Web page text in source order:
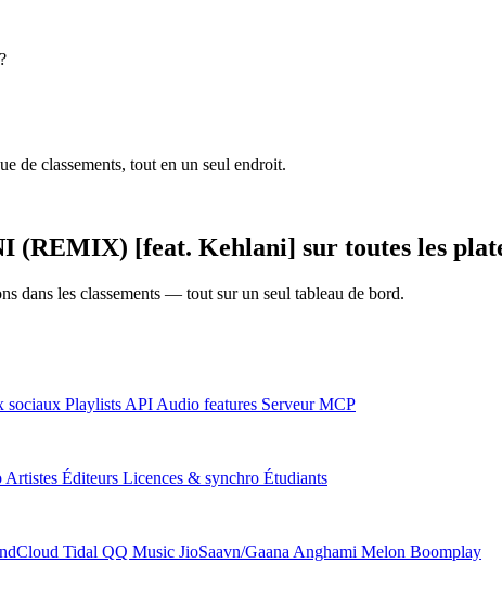
de classements, tout en un seul endroit.
(REMIX) [feat. Kehlani] sur toutes les
dans les classements — tout sur un seul tableau de bord.
sociaux Playlists API Audio features Serveur MCP
Artistes Éditeurs Licences & synchro Étudiants
Tidal QQ Music JioSaavn/Gaana Anghami Melon Boomplay